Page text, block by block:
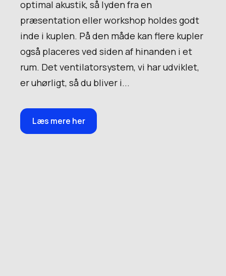
optimal akustik, så lyden fra en
præsentation eller workshop holdes godt
inde i kuplen. På den måde kan flere kupler
også placeres ved siden af hinanden i et
rum. Det ventilatorsystem, vi har udviklet,
er uhørligt, så du bliver i...
Læs mere her